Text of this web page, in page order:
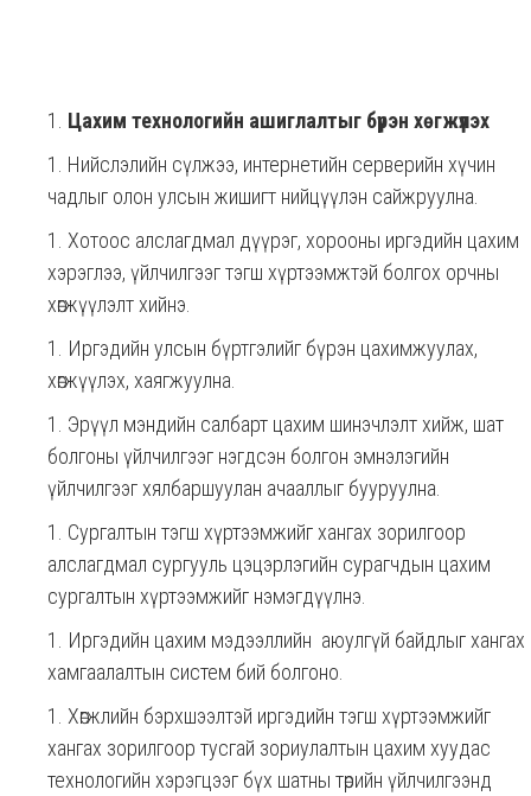
Цахим технологийн ашиглалтыг бүрэн хөгжүүлэх
Нийслэлийн сүлжээ, интернетийн серверийн хүчин
чадлыг олон улсын жишигт нийцүүлэн сайжруулна.
Хотоос алслагдмал дүүрэг, хорооны иргэдийн цахим
хэрэглээ, үйлчилгээг тэгш хүртээмжтэй болгох орчны
хөгжүүлэлт хийнэ.
Иргэдийн улсын бүртгэлийг бүрэн цахимжуулах,
хөгжүүлэх, хаягжуулна.
Эрүүл мэндийн салбарт цахим шинэчлэлт хийж, шат
болгоны үйлчилгээг нэгдсэн болгон эмнэлэгийн
үйлчилгээг хялбаршуулан ачааллыг бууруулна.
Сургалтын тэгш хүртээмжийг хангах зорилгоор
алслагдмал сургууль цэцэрлэгийн сурагчдын цахим
сургалтын хүртээмжийг нэмэгдүүлнэ.
Иргэдийн цахим мэдээллийн аюулгүй байдлыг хангах
хамгаалалтын систем бий болгоно.
Хөгжлийн бэрхшээлтэй иргэдийн тэгш хүртээмжийг
хангах зорилгоор тусгай зориулалтын цахим хуудас
технологийн хэрэгцээг бүх шатны төрийн үйлчилгээнд